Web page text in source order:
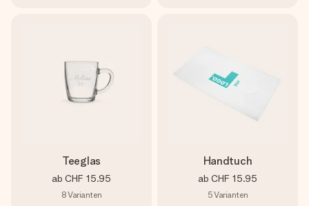
Teeglas
ab CHF 15.95
8Varianten
Handtuch
ab CHF 15.95
5Varianten